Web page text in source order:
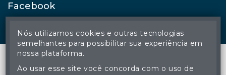
Facebook
Nós utilizamos cookies e outras tecnologias
semelhantes para possibilitar sua experiência em
nossa plataforma.
Ao usar esse site você concorda com o uso de